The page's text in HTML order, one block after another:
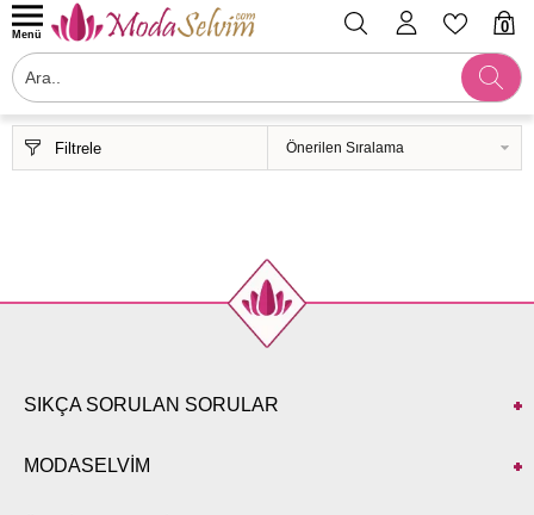
0
Menü
Filtrele
SIKÇA SORULAN SORULAR
MODASELVİM